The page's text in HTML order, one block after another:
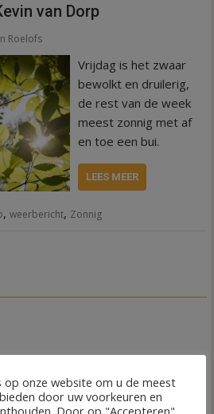
van Dorp
Roelofs
Vrijdag is het zwaar
bewolkt en druilerig,
de rest van de week
meest zonnig met af
en toe een bui.
LEES MEER
,weerbericht, Zonnig
op onze website om u de meest
door uw voorkeuren en
Door op "Accepteren"